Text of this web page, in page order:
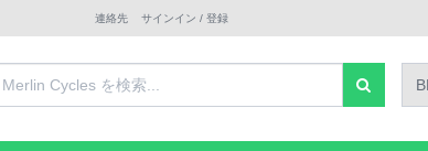
連絡先 サインイン / 登録